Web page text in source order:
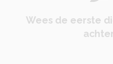
Wees de eerste